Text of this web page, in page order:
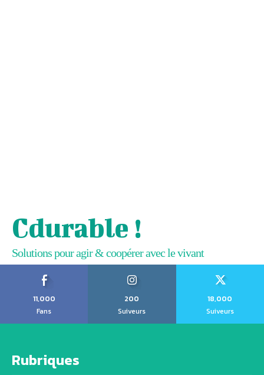
Cdurable !
Solutions pour agir & coopérer avec le vivant
11,000
Fans
200
Suiveurs
18,000
Suiveurs
Rubriques